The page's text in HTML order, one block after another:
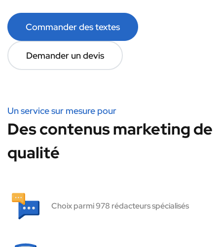
Commander des textes
Demander un devis
Un service sur mesure pour
Des contenus marketing de
qualité
Choix parmi 978 rédacteurs spécialisés